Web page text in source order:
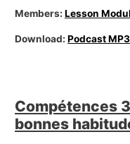
Members:Lesson
Download:Podcast MP3
Compétences
bonnes